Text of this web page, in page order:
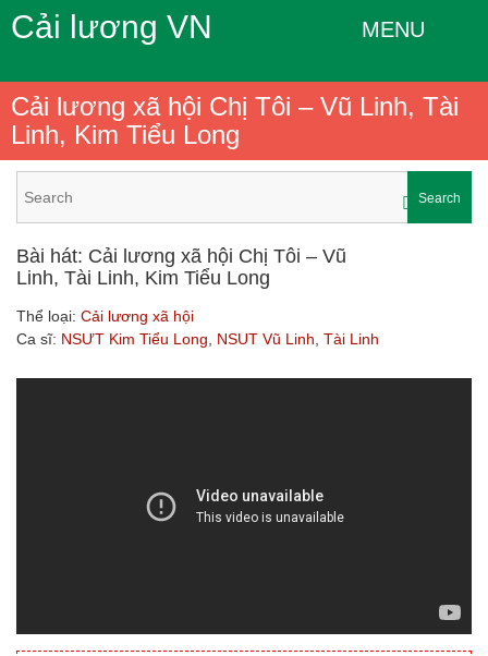
Cải lương VN MENU
Cải lương xã hội Chị Tôi – Vũ Linh, Tài
Linh, Kim Tiểu Long
Search
Bài hát: Cải lương xã hội Chị Tôi – Vũ
Linh, Tài Linh, Kim Tiểu Long
Thể loại: Cải lương xã hội
Ca sĩ: NSƯT Kim Tiểu Long NSUT Vũ Linh Tài Linh